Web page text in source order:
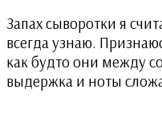
Запах сыворотки я
всегда узнаю.
как будто они между
выдержка и ноты